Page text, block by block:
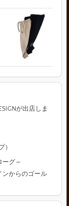
が出店しま
）
グ～
ンからのゴール